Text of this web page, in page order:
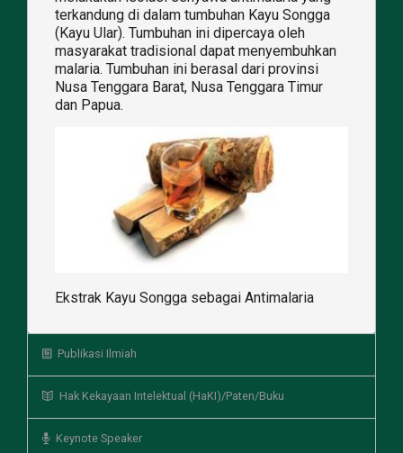
terkandung di dalam tumbuhan Kayu Songga
(Kayu Ular). Tumbuhan ini dipercaya oleh
masyarakat tradisional dapat menyembuhkan
malaria. Tumbuhan ini berasal dari provinsi
Nusa Tenggara Barat, Nusa Tenggara Timur
dan Papua.
Ekstrak Kayu Songga sebagai Antimalaria
Publikasi Ilmiah
Hak Kekayaan Intelektual (HaKI)/Paten/Buku
Keynote Speaker